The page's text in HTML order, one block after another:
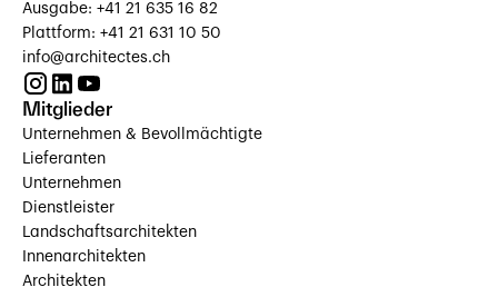
Ausgabe: +41 21 635 16 82
Plattform: +41 21 631 10 50
info@architectes.ch
Mitglieder
Unternehmen & Bevollmächtigte
Lieferanten
Unternehmen
Dienstleister
Landschaftsarchitekten
Innenarchitekten
Architekten